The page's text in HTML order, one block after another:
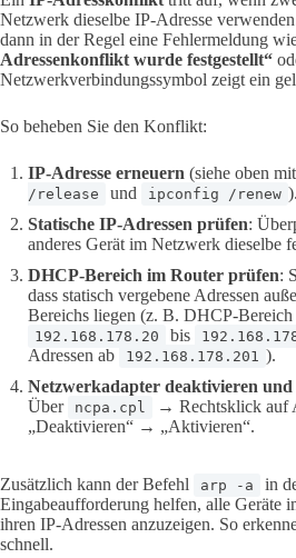
Netzwerk dieselbe IP-Adresse
dann in der Regel eine Fehlermeldung
Adressenkonflikt wurde festgestellt“
Netzwerkverbindungssymbol zeigt ein
So beheben Sie den Konflikt:
IP-Adresse erneuern (siehe oben mit
/release
und ipconfig /renew ).
Statische IP-Adressen prüfen:
anderes Gerät im Netzwerk dieselbe
DHCP-Bereich im Router prüfen:
dass statisch vergebene Adressen
Bereichs liegen (z. B. DHCP-Bereich
192.168.178.20 bis
Adressen ab
192.168.178.201 ).
Netzwerkadapter deaktivieren
Über
ncpa.cpl
→ Rechtsklick auf
„Deaktivieren“ → „Aktivieren“.
Zusätzlich kann der Befehl arp -a
in
Eingabeaufforderung helfen, alle Geräte
ihren IP-Adressen anzuzeigen. So
schnell.